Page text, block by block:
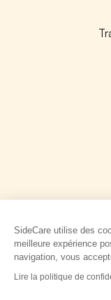
© 2026
SideCare utilise des
meilleure expérience
navigation, vous
Lire la politique de